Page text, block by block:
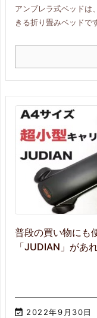
アンブレラ式ベッドは
きる折り畳みベッドで
普段の買い物にも
「JUDIAN」があ
 2022年9月30日